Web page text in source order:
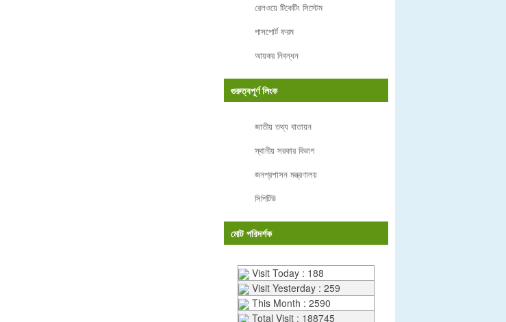
রেলওয়ে টিকেটিং সিস্টেম
পাসপোর্ট ফরম
আয়কর নিবন্ধন
গুরুত্বপূর্ণ লিংক
জাতীয় তথ্য বাতায়ন
স্থানীয় সরকার বিভাগ
জনপ্রশাসন মন্ত্রণালয়
সিপিটিউ
মোট পরিদর্শক
Visit Today : 188
Visit Yesterday : 259
This Month : 2590
Total Visit : 188745